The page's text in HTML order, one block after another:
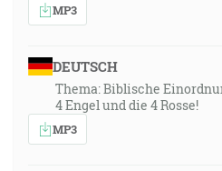
MP3
DEUTSCH
Thema: Biblische
4 Engel und die 4 Rosse!
MP3